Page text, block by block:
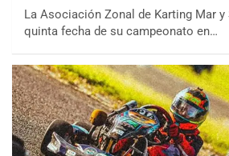
La Asociación Zonal de Karting Mar
quinta fecha de su campeonato en…